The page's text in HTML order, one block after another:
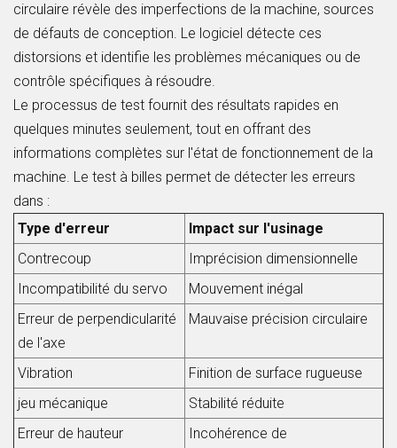
circulaire révèle des imperfections de la machine, sources
de défauts de conception. Le logiciel détecte ces
distorsions et identifie les problèmes mécaniques ou de
contrôle spécifiques à résoudre.
Le processus de test fournit des résultats rapides en
quelques minutes seulement, tout en offrant des
informations complètes sur l'état de fonctionnement de la
machine. Le test à billes permet de détecter les erreurs
dans :
Type d'erreur
Impact sur l'usinage
Contrecoup
Imprécision dimensionnelle
Incompatibilité du servo
Mouvement inégal
Erreur de perpendicularité
de l'axe
Mauvaise précision circulaire
Vibration
Finition de surface rugueuse
jeu mécanique
Stabilité réduite
Erreur de hauteur
Incohérence de